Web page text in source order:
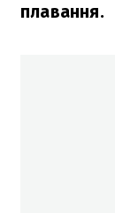
плавання.